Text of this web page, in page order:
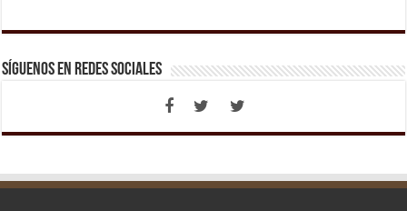
Síguenos en Redes Sociales